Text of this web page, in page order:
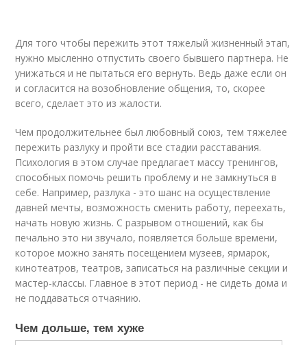
Для того чтобы пережить этот тяжелый жизненный этап,
нужно мысленно отпустить своего бывшего партнера. Не
унижаться и не пытаться его вернуть. Ведь даже если он
и согласится на возобновление общения, то, скорее
всего, сделает это из жалости.
Чем продолжительнее был любовный союз, тем тяжелее
пережить разлуку и пройти все стадии расставания.
Психология в этом случае предлагает массу тренингов,
способных помочь решить проблему и не замкнуться в
себе. Например, разлука - это шанс на осуществление
давней мечты, возможность сменить работу, переехать,
начать новую жизнь. С разрывом отношений, как бы
печально это ни звучало, появляется больше времени,
которое можно занять посещением музеев, ярмарок,
кинотеатров, театров, записаться на различные секции и
мастер-классы. Главное в этот период - не сидеть дома и
не поддаваться отчаянию.
Чем дольше, тем хуже